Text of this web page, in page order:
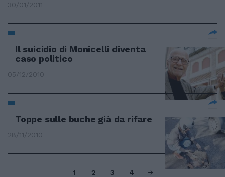
30/01/2011
Il suicidio di Monicelli diventa
caso politico
05/12/2010
Toppe sulle buche già da rifare
28/11/2010
1 2 3 4